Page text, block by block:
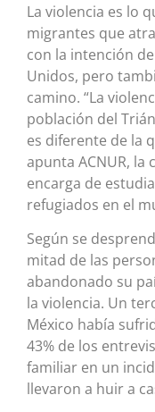
La violencia es lo
migrantes que
con la intención
Unidos, pero
camino. “La
población del
es diferente de la
apunta ACNUR, la
encarga de
refugiados en el
Según se
mitad de las
abandonado su
la violencia. Un
México había
43% de los
familiar en un
llevaron a huir a